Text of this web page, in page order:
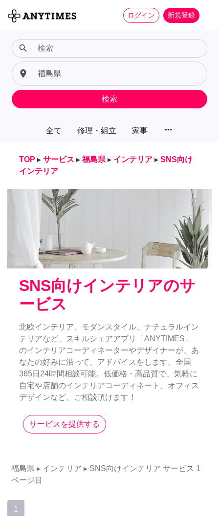
ログイン 新規登録
全て 修理・組立 家事 more_horiz
search
place
検索
TOP ▸ サービス ▸ 福島県 ▸ インテリア ▸ SNS向け
インテリア
SNS向けインテリアのサ
ービス
北欧インテリア、モダンスタイル、ナチュラルイン
テリアなど、スキルシェアアプリ「ANYTIMES」
のインテリアコーディネーターやデザイナーが、あ
なたの好みに沿って、アドバイスをします。全国
365日24時間相談可能。低価格・高品質で、気軽に
自宅や店舗のインテリアコーディネート、オフィス
デザインなど、ご相談頂けます！
サービスを提供する
福島県 ▸ インテリア ▸ SNS向けインテリア サービス 1
ページ目
1